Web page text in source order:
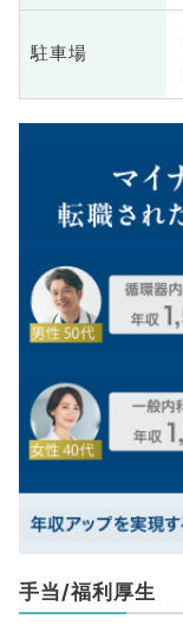
駐車場
手当/福利厚生